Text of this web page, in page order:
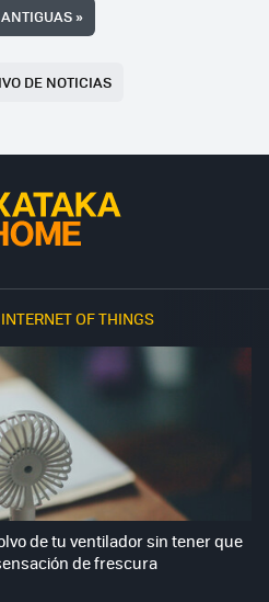
»
DE NOTICIAS
INTERNET OF THINGS
de tu ventilador sin tener que
de frescura